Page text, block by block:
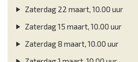
Zaterdag 22 maart, 10.00 uur
Zaterdag 15 maart, 10.00 uur
Zaterdag 8 maart, 10.00 uur